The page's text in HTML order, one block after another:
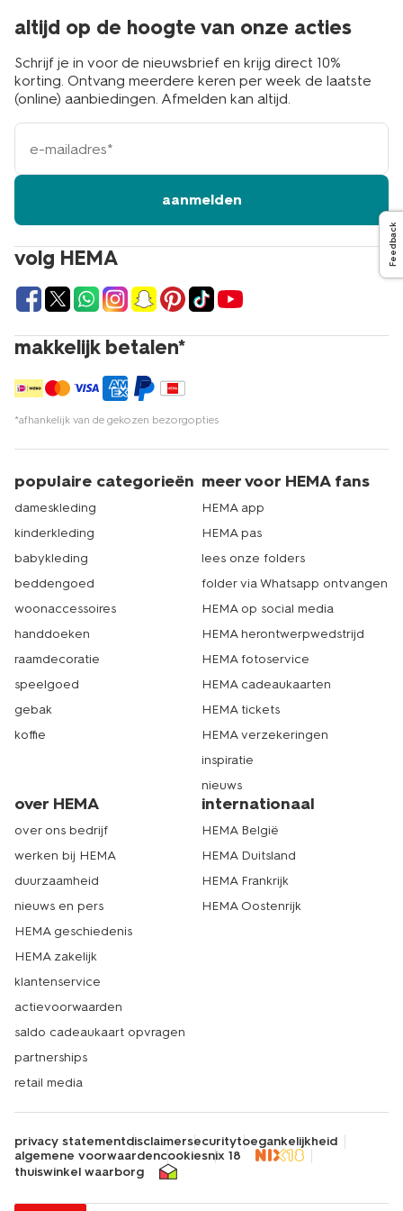
volg HEMA
makkelijk betalen*
*afhankelijk van de gekozen bezorgopties
altijd op de hoogte van onze acties
Schrijf je in voor de nieuwsbrief en krijg direct 10%
korting. Ontvang meerdere keren per week de laatste
(online) aanbiedingen. Afmelden kan altijd.
e-
mailadres
aanmelden
populaire categorieën
dameskleding
kinderkleding
babykleding
beddengoed
woonaccessoires
handdoeken
raamdecoratie
speelgoed
gebak
koffie
meer voor HEMA fans
HEMA app
HEMA pas
lees onze folders
folder via Whatsapp ontvangen
HEMA op social media
HEMA herontwerpwedstrijd
HEMA fotoservice
HEMA cadeaukaarten
HEMA tickets
HEMA verzekeringen
inspiratie
nieuws
over HEMA
over ons bedrijf
werken bij HEMA
duurzaamheid
nieuws en pers
HEMA geschiedenis
HEMA zakelijk
klantenservice
actievoorwaarden
saldo cadeaukaart opvragen
partnerships
retail media
internationaal
HEMA België
HEMA Duitsland
HEMA Frankrijk
HEMA Oostenrijk
privacy statementdisclaimersecuritytoegankelijkheid
algemene voorwaardencookiesnix 18
thuiswinkel waarborg
Feedback